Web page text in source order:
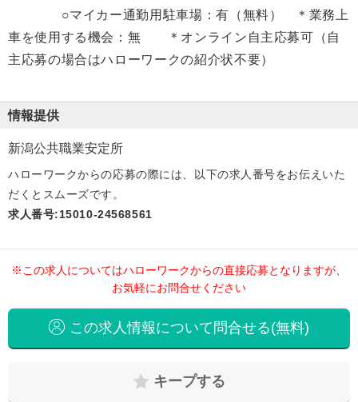
○マイカー通勤用駐車場：有（無料） ＊業務上
車を使用する機会：無 ＊オンライン自主応募可（自
主応募の場合はハローワークの紹介状不要）
情報提供
新潟公共職業安定所
ハローワークからの応募の際には、以下の求人番号をお伝えいた
だくとスムーズです。
求人番号:15010-24568561
※この求人についてはハローワークからの直接応募となりますが、
お気軽にお問合せください
この求人情報について問合せる(無料)
キープする